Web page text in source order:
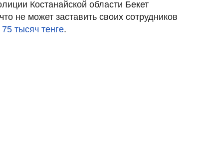
Костанайской области Бекет
не может заставить своих сотрудников
тысяч тенге.